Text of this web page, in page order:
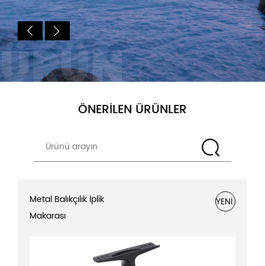
ÜRÜN
ÖNERILEN ÜRÜNLER
Metal Balıkçılık İplik
Makarası
YENİ